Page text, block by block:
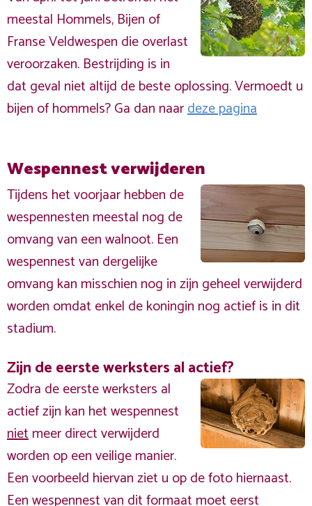
meestal Hommels, Bijen of
Franse Veldwespen die overlast
veroorzaken. Bestrijding is in
dat geval niet altijd de beste oplossing. Vermoedt u
bijen of hommels? Ga dan naardeze pagina
Wespennest verwijderen
Tijdens het voorjaar hebben de
wespennesten meestal nog de
omvang van een walnoot. Een
wespennest van dergelijke
omvang kan misschien nog in zijn geheel verwijderd
worden omdat enkel de koningin nog actief is in dit
stadium.
Zijn de eerste werksters al actief?
Zodra de eerste werksters al
actief zijn kan het wespennest
nietmeer direct verwijderd
worden op een veilige manier.
Een voorbeeld hiervan ziet u op de foto hiernaast.
Een wespennest van dit formaat moet eerst